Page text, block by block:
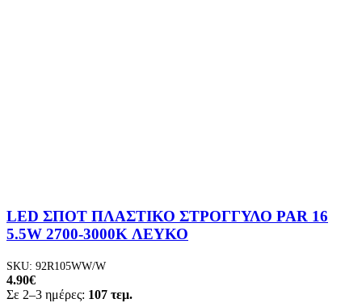
LED ΣΠΟΤ ΠΛΑΣΤΙΚΟ ΣΤΡΟΓΓΥΛΟ PAR 16
5.5W 2700-3000K ΛΕΥΚΟ
SKU: 92R105WW/W
4.90€
Σε 2–3 ημέρες: 107 τεμ.